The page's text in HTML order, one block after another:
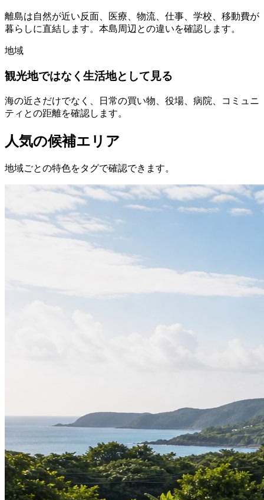
離島は自然が近い反面、医療、物流、仕事、学校、移動費が
暮らしに直結します。本島周辺との違いを確認します。
地域
観光地ではなく生活地として見る
海の近さだけでなく、日常の買い物、役場、病院、コミュニ
ティとの距離を確認します。
人気の候補エリア
地域ごとの特色をタグで確認できます。